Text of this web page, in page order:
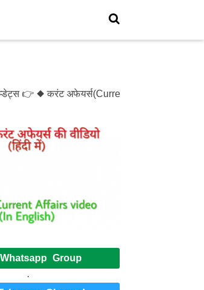
◆ करंट अफेयर्स(Current Affairs)- Test- 1214 ◆
Group
.